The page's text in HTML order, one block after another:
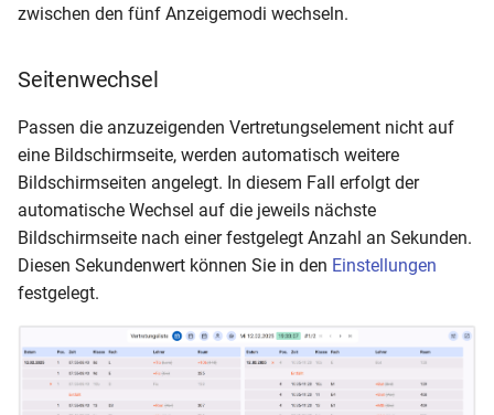
zwischen den fünf Anzeigemodi wechseln.
Seitenwechsel
Passen die anzuzeigenden Vertretungselement nicht auf
eine Bildschirmseite, werden automatisch weitere
Bildschirmseiten angelegt. In diesem Fall erfolgt der
automatische Wechsel auf die jeweils nächste
Bildschirmseite nach einer festgelegt Anzahl an Sekunden.
Diesen Sekundenwert können Sie in den Einstellungen
festgelegt.